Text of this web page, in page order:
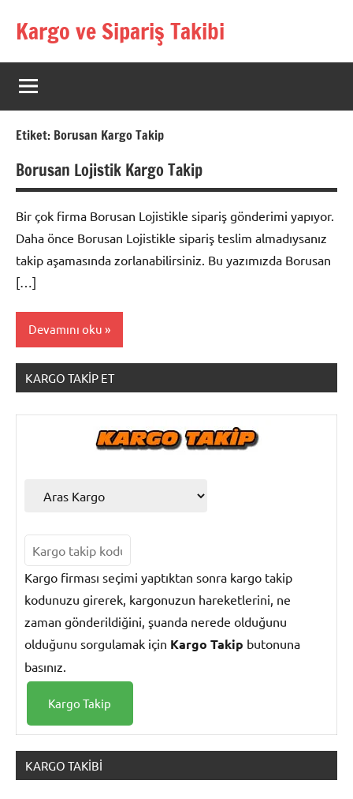
Kargo ve Sipariş Takibi
Kargo
Takip
Rehberi
Etiket: Borusan Kargo Takip
Borusan Lojistik Kargo Takip
Bir çok firma Borusan Lojistikle sipariş gönderimi yapıyor.
Daha önce Borusan Lojistikle sipariş teslim almadıysanız
takip aşamasında zorlanabilirsiniz. Bu yazımızda Borusan
[…]
Devamını oku
Kargo
Takip
KARGO TAKIP ET
Kargo firması seçimi yaptıktan sonra kargo takip
kodunuzu girerek, kargonuzun hareketlerini, ne
zaman gönderildiğini, şuanda nerede olduğunu
olduğunu sorgulamak için Kargo Takip butonuna
basınız.
KARGO TAKIBI